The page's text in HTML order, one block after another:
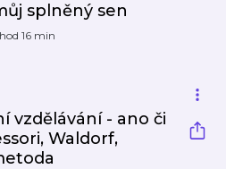
splněný sen
16 min
vzdělávání - ano či
Waldorf,